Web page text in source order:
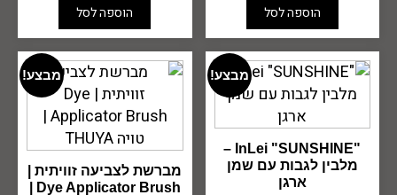
הוספה לסל הוספה לסל
מבצע!
"InLei "SUNSHINE –
מלבין לגבות עם שמן
ארגן
מבצע!
מברשת לצביעה זוויתית |